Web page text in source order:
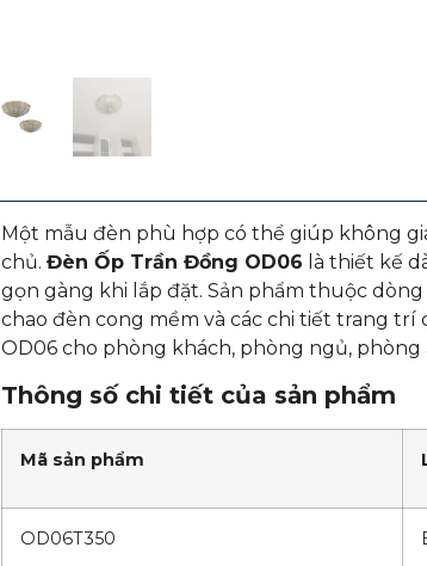
Một mẫu đèn phù hợp có thể giúp không
chủ. Đèn Ốp Trần Đồng OD06 là thiết kế
gọn gàng khi lắp đặt. Sản phẩm thuộc dòng
chao đèn cong mềm và các chi tiết trang trí
OD06 cho phòng khách, phòng ngủ, phòng
Thông số chi tiết của sản phẩm
Mã sản phẩm
OD06T350